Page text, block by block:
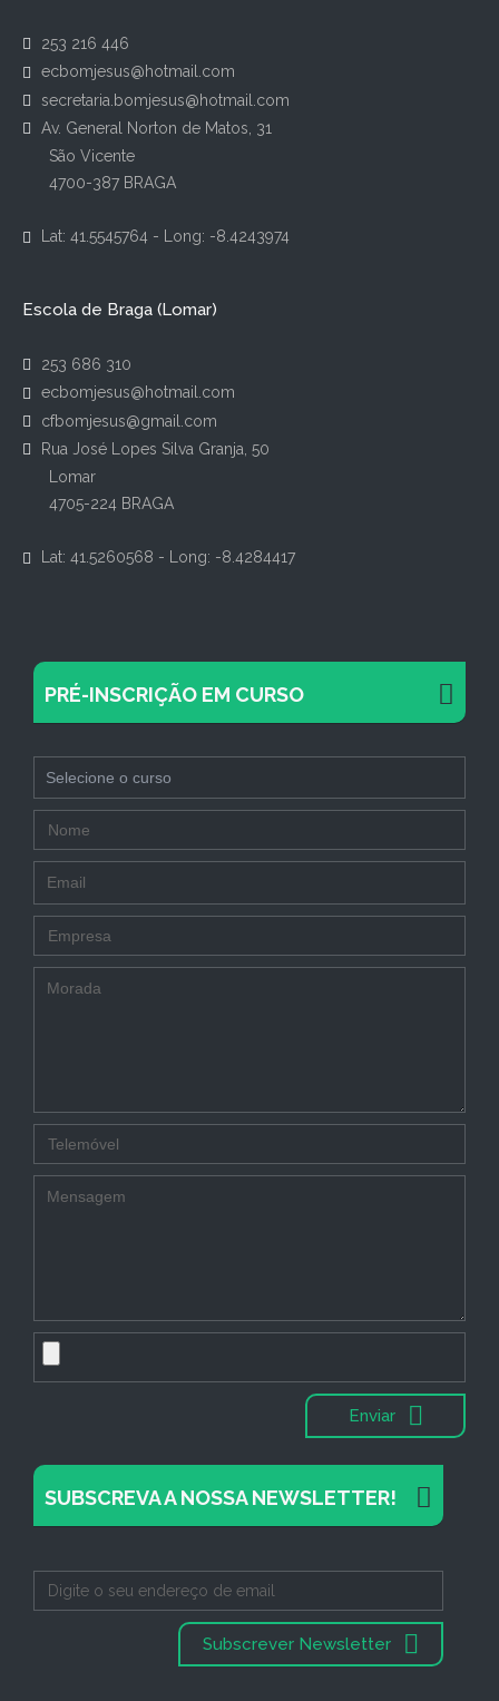
253 216 446
ecbomjesus@hotmail.com
secretaria.bomjesus@hotmail.com
Av. General Norton de Matos, 31
São Vicente
4700-387 BRAGA
Lat: 41.5545764 - Long: -8.4243974
Escola de Braga (Lomar)
253 686 310
ecbomjesus@hotmail.com
cfbomjesus@gmail.com
Rua José Lopes Silva Granja, 50
Lomar
4705-224 BRAGA
Lat: 41.5260568 - Long: -8.4284417
PRÉ-INSCRIÇÃO EM CURSO
Enviar
SUBSCREVA A NOSSA NEWSLETTER!
Subscrever Newsletter